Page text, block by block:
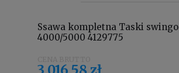
Ssawa kompletna Taski swingo
4000/5000 4129775